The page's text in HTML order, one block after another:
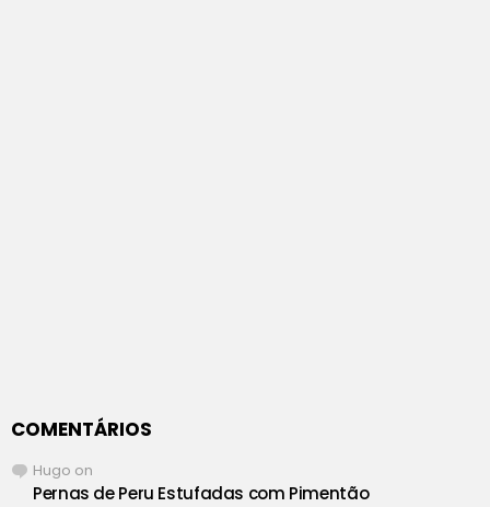
COMENTÁRIOS
Hugo on
Pernas de Peru Estufadas com Pimentão